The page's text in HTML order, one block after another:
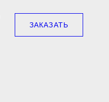
ЗАКАЗАТЬ